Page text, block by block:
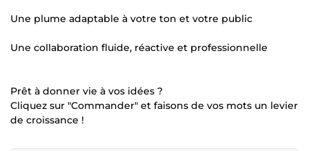
Une plume adaptable à votre ton et votre public
Une collaboration fluide, réactive et professionnelle
Prêt à donner vie à vos idées ?
Cliquez sur "Commander" et faisons de vos mots un levier
de croissance !